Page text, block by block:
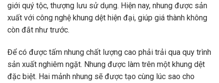
giới quý tộc, thượng lưu sử dụng. Hiện nay, nhung được sản
xuất với công nghệ khung dệt hiện đại, giúp giá thành không
còn đắt như trước.
Để có được tấm nhung chất lượng cao phải trải qua quy trình
sản xuất nghiêm ngặt. Nhung được làm trên một khung dệt
đặc biệt. Hai mảnh nhung sẽ được tạo cùng lúc sao cho